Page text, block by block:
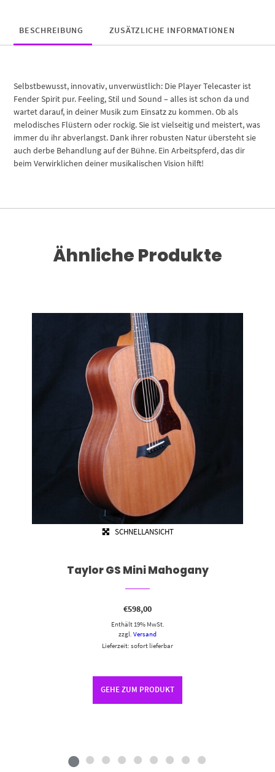
BESCHREIBUNG ZUSÄTZLICHE INFORMATIONEN
Selbstbewusst, innovativ, unverwüstlich: Die Player Telecaster ist
Fender Spirit pur. Feeling, Stil und Sound – alles ist schon da und
wartet darauf, in deiner Musik zum Einsatz zu kommen. Ob als
melodisches Flüstern oder rockig. Sie ist vielseitig und meistert, was
immer du ihr abverlangst. Dank ihrer robusten Natur übersteht sie
auch derbe Behandlung auf der Bühne. Ein Arbeitspferd, das dir
beim Verwirklichen deiner musikalischen Vision hilft!
Ähnliche Produkte
SCHNELLANSICHT
Taylor GS Mini Mahogany
€598,00
Enthält 19% MwSt.
zzgl.Versand
Lieferzeit: sofort lieferbar
GEHE ZUM PRODUKT